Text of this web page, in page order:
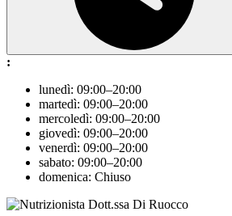
:
lunedì: 09:00–20:00
martedì: 09:00–20:00
mercoledì: 09:00–20:00
giovedì: 09:00–20:00
venerdì: 09:00–20:00
sabato: 09:00–20:00
domenica: Chiuso